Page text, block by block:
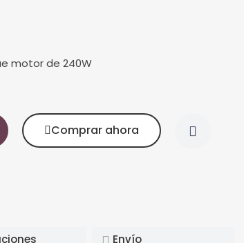
motor de 240W
Comprar ahora
Envío